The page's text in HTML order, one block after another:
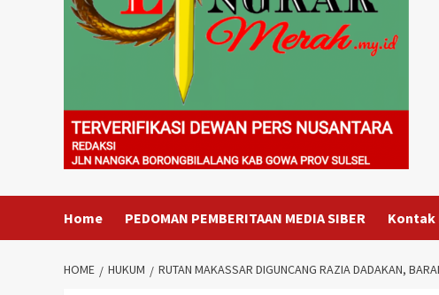
Home PEDOMAN PEMBERITAAN MEDIA SIBER Kontak
HOME HUKUM RUTAN MAKASSAR DIGUNCANG RAZIA DADAKAN,